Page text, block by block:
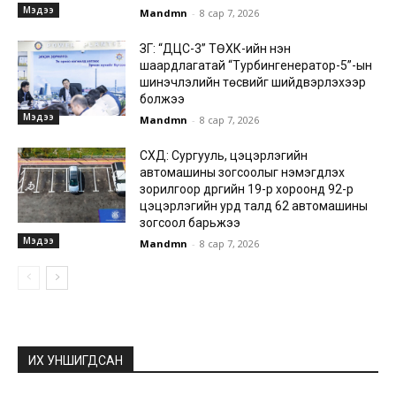
Мэдээ Mandmn - 8 сар 7, 2026
Мэдээ
ЗГ: “ДЦС-3” ТӨХК-ийн нэн
шаардлагатай “Турбингенератор-5”-ын
шинэчлэлийн төсвийг шийдвэрлэхээр
болжээ
Mandmn - 8 сар 7, 2026
Мэдээ
СХД: Сургууль, цэцэрлэгийн
автомашины зогсоолыг нэмэгдүүлэх
зорилгоор дүүргийн 19-р хороонд 92-р
цэцэрлэгийн урд талд 62 автомашины
зогсоол барьжээ
Mandmn - 8 сар 7, 2026
ИХ УНШИГДСАН